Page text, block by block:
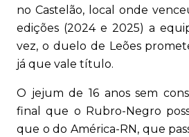
no Castelão, local onde
edições (2024 e 2025) a
vez, o duelo de Leões
já que vale título.
O jejum de 16 anos sem
final que o Rubro-Negro
que o do América-RN, que